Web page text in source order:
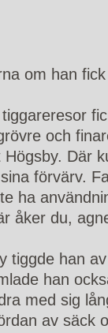
om han
och
Där
förvärv.
ha
åker du,
tiggde han
han
med sig
av säck